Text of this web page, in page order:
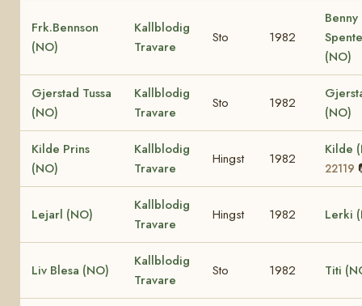
Frk.Bennson
(NO)
Kallblodig
Travare
Sto 1982
Benny
(NO)
Gjerstad Tussa
(NO)
Kallblodig
Travare
Sto 1982
(NO)
Kilde Prins
(NO)
Kallblodig
Travare
Hingst 1982
Kilde
22119
Lejarl (NO)
Kallblodig
Travare
Hingst 1982 Lerki
Liv Blesa (NO)
Kallblodig
Travare
Sto 1982 Titi